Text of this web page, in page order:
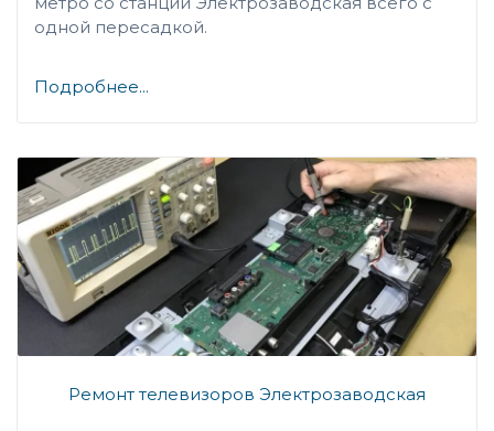
одной пересадкой.
Подробнее...
Ремонт телевизоров Электрозаводская